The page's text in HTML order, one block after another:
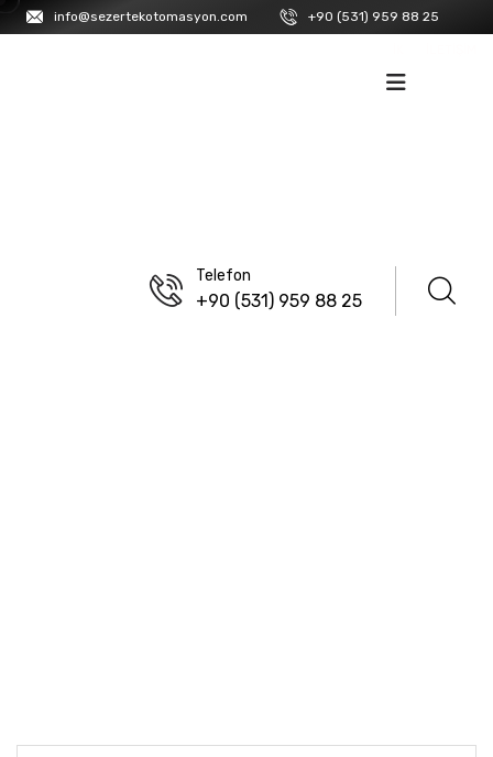
info@sezertekotomasyon.com +90 (531) 959 88 25
Telefon
+90 (531) 959 88 25